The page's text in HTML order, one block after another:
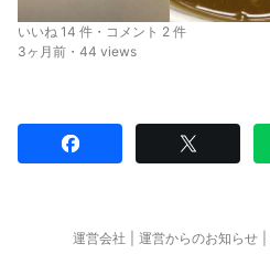
いいね 14 件・コメント 2 件
3ヶ月前・44 views
運営会社 運営からのお知らせ